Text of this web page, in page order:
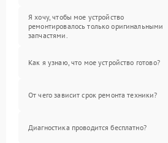
Я хочу, чтобы мое устройство
ремонтировалось только оригинальными
запчастями.
Как я узнаю, что мое устройство готово?
От чего зависит срок ремонта техники?
Диагностика проводится бесплатно?